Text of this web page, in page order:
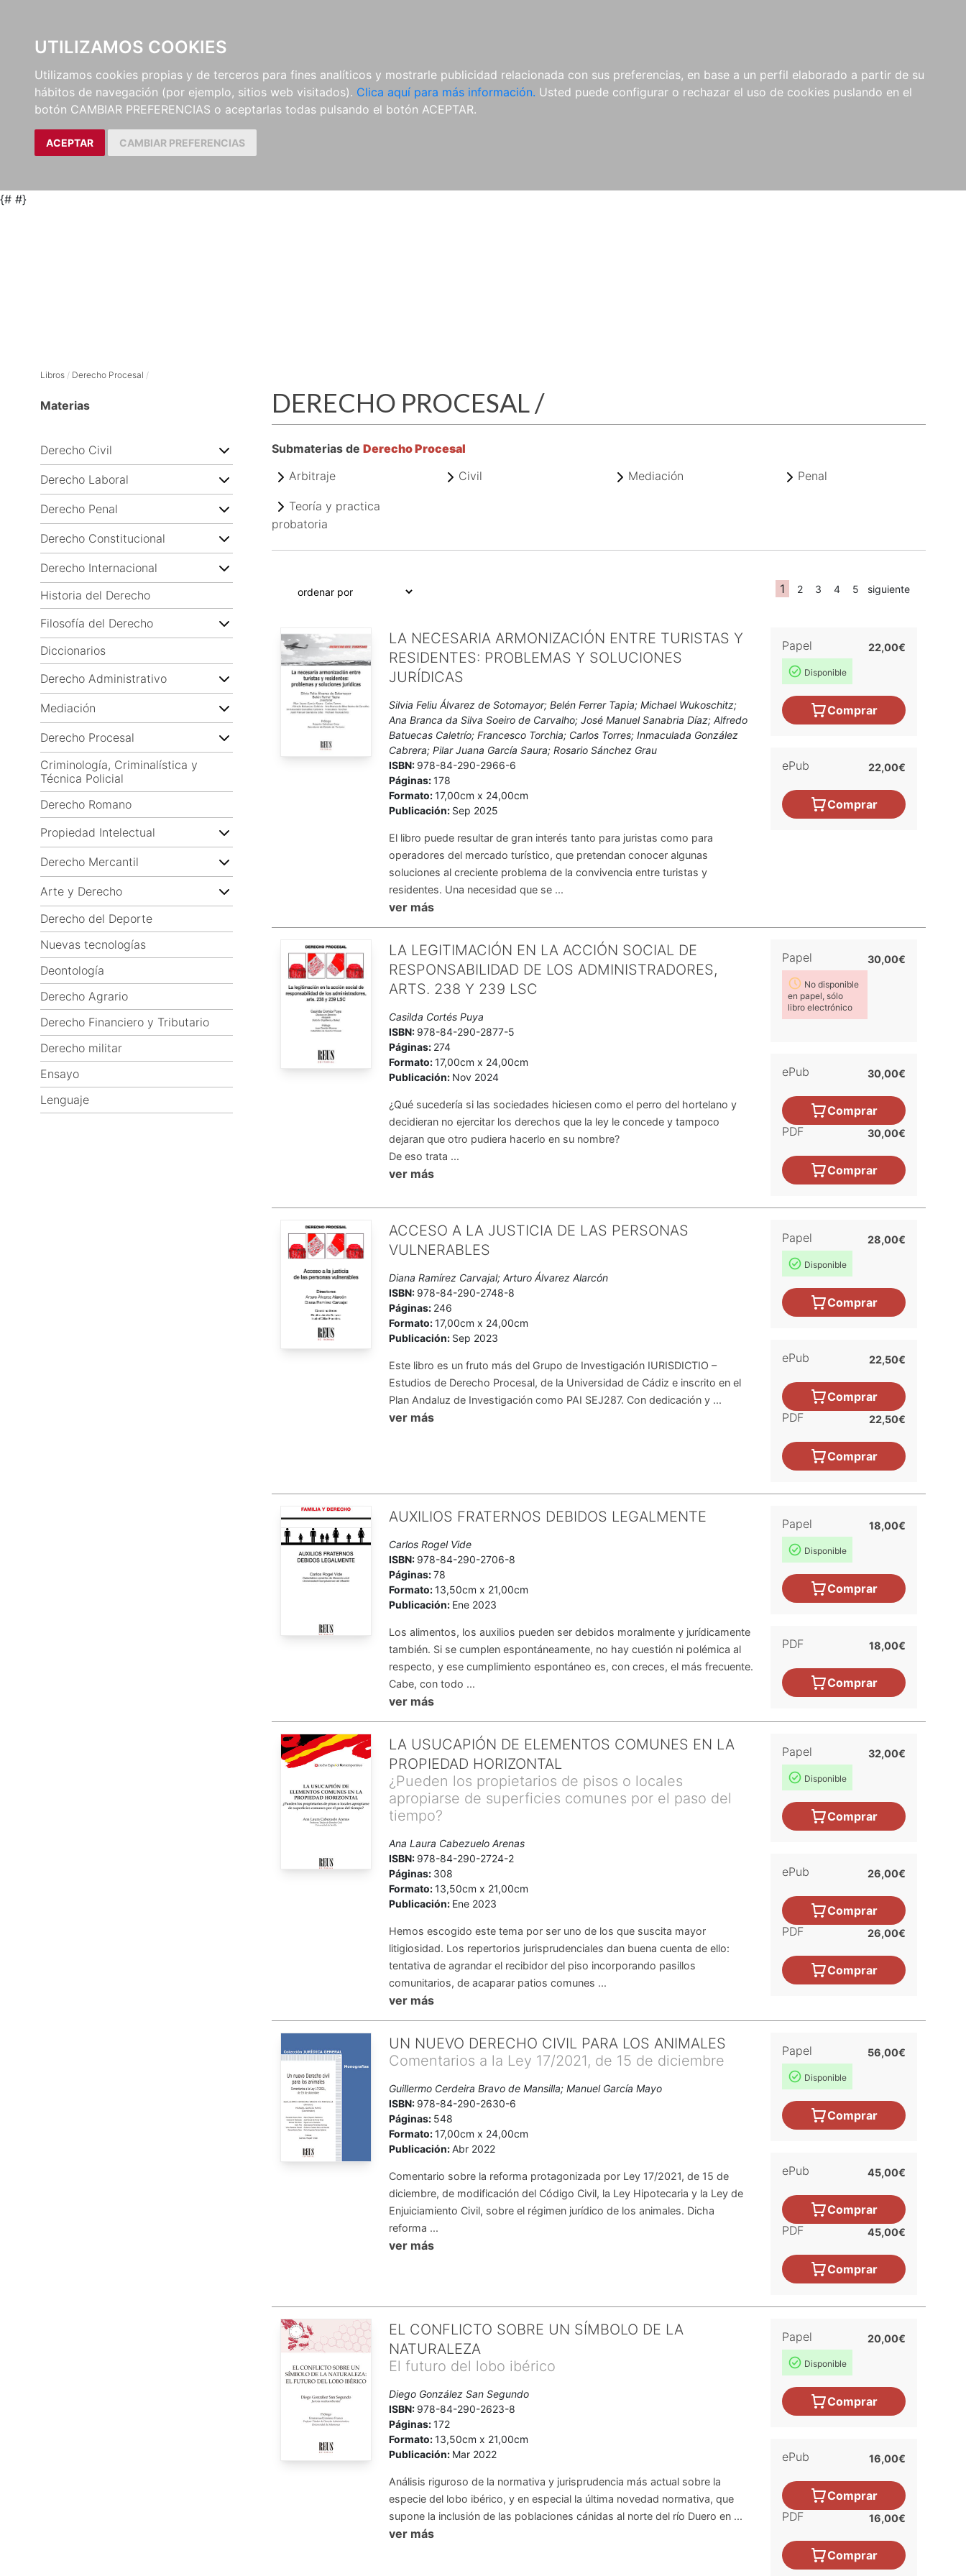
UTILIZAMOS COOKIES
Utilizamos cookies propias y de terceros para fines analíticos y mostrarle publicidad relacionada con sus preferencias, en base a un perfil elaborado a partir de su
hábitos de navegación (por ejemplo, sitios web visitados). Clica aquí para más información. Usted puede configurar o rechazar el uso de cookies puslando en el
botón CAMBIAR PREFERENCIAS o aceptarlas todas pulsando el botón ACEPTAR.
ACEPTAR CAMBIAR PREFERENCIAS
{# #}
EDITORIAL E-BOOKS
LibrosAutoresColecciones
Libros / Derecho Procesal /
Materias
Derecho Civil
Derecho Laboral
Derecho Penal
Derecho Constitucional
Derecho Internacional
Historia del Derecho
Filosofía del Derecho
Diccionarios
Derecho Administrativo
Mediación
Derecho Procesal
Criminología, Criminalística y
Técnica Policial
Derecho Romano
Propiedad Intelectual
Derecho Mercantil
Arte y Derecho
Derecho del Deporte
Nuevas tecnologías
Deontología
Derecho Agrario
Derecho Financiero y Tributario
Derecho militar
Ensayo
Lenguaje
DERECHO PROCESAL/
Submaterias de Derecho Procesal
Arbitraje
Civil Mediación Penal
Teoría y practica
probatoria
1 2 3 4 5 siguiente
LA NECESARIA ARMONIZACIÓN ENTRE TURISTAS Y
RESIDENTES: PROBLEMAS Y SOLUCIONES
JURÍDICAS
Silvia Feliu Álvarez de Sotomayor; Belén Ferrer Tapia; Michael Wukoschitz;
Ana Branca da Silva Soeiro de Carvalho; José Manuel Sanabria Díaz; Alfredo
Batuecas Caletrío; Francesco Torchia; Carlos Torres; Inmaculada González
Cabrera; Pilar Juana García Saura; Rosario Sánchez Grau
ISBN: 978-84-290-2966-6
Páginas:178
Formato:17,00cm x 24,00cm
Publicación: Sep 2025
El libro puede resultar de gran interés tanto para juristas como para
operadores del mercado turístico, que pretendan conocer algunas
soluciones al creciente problema de la convivencia entre turistas y
residentes. Una necesidad que se ...
ver más
Papel
Disponible
22,00€
Comprar
ePub 22,00€
Comprar
LA LEGITIMACIÓN EN LA ACCIÓN SOCIAL DE
RESPONSABILIDAD DE LOS ADMINISTRADORES,
ARTS. 238 Y 239 LSC
Casilda Cortés Puya
ISBN: 978-84-290-2877-5
Páginas: 274
Formato:17,00cm x 24,00cm
Publicación: Nov 2024
¿Qué sucedería si las sociedades hiciesen como el perro del hortelano y
decidieran no ejercitar los derechos que la ley le concede y tampoco
dejaran que otro pudiera hacerlo en su nombre?
De eso trata ...
ver más
Papel
No disponible
en papel, sólo
libro electrónico
30,00€
ePub 30,00€
Comprar
PDF
30,00€
Comprar
ACCESO A LA JUSTICIA DE LAS PERSONAS
VULNERABLES
Diana Ramírez Carvajal; Arturo Álvarez Alarcón
ISBN: 978-84-290-2748-8
Páginas: 246
Formato:17,00cm x 24,00cm
Publicación: Sep 2023
Este libro es un fruto más del Grupo de Investigación IURISDICTIO –
Estudios de Derecho Procesal, de la Universidad de Cádiz e inscrito en el
Plan Andaluz de Investigación como PAI SEJ287. Con dedicación y ...
ver más
Papel
Disponible
28,00€
Comprar
ePub 22,50€
Comprar
PDF
22,50€
Comprar
AUXILIOS FRATERNOS DEBIDOS LEGALMENTE
Carlos Rogel Vide
ISBN: 978-84-290-2706-8
Páginas:78
Formato:13,50cm x 21,00cm
Publicación: Ene 2023
Los alimentos, los auxilios pueden ser debidos moralmente y jurídicamente
también. Si se cumplen espontáneamente, no hay cuestión ni polémica al
respecto, y ese cumplimiento espontáneo es, con creces, el más frecuente.
Cabe, con todo ...
ver más
Papel
Disponible
18,00€
Comprar
PDF 18,00€
Comprar
LA USUCAPIÓN DE ELEMENTOS COMUNES EN LA
PROPIEDAD HORIZONTAL
¿Pueden los propietarios de pisos o locales
apropiarse de superficies comunes por el paso del
tiempo?
Ana Laura Cabezuelo Arenas
ISBN: 978-84-290-2724-2
Páginas: 308
Formato:13,50cm x 21,00cm
Publicación: Ene 2023
Hemos escogido este tema por ser uno de los que suscita mayor
litigiosidad. Los repertorios jurisprudenciales dan buena cuenta de ello:
tentativa de agrandar el recibidor del piso incorporando pasillos
comunitarios, de acaparar patios comunes ...
ver más
Papel
Disponible
32,00€
Comprar
ePub 26,00€
Comprar
PDF
26,00€
Comprar
UN NUEVO DERECHO CIVIL PARA LOS ANIMALES
Comentarios a la Ley 17/2021, de 15 de diciembre
Guillermo Cerdeira Bravo de Mansilla; Manuel García Mayo
ISBN: 978-84-290-2630-6
Páginas: 548
Formato:17,00cm x 24,00cm
Publicación:Abr 2022
Comentario sobre la reforma protagonizada por Ley 17/2021, de 15 de
diciembre, de modificación del Código Civil, la Ley Hipotecaria y la Ley de
Enjuiciamiento Civil, sobre el régimen jurídico de los animales. Dicha
reforma ...
ver más
Papel
Disponible
56,00€
Comprar
ePub 45,00€
Comprar
PDF
45,00€
Comprar
EL CONFLICTO SOBRE UN SÍMBOLO DE LA
NATURALEZA
El futuro del lobo ibérico
Diego González San Segundo
ISBN: 978-84-290-2623-8
Páginas:172
Formato:13,50cm x 21,00cm
Publicación: Mar 2022
Análisis riguroso de la normativa y jurisprudencia más actual sobre la
especie del lobo ibérico, y en especial la última novedad normativa, que
supone la inclusión de las poblaciones cánidas al norte del río Duero en ...
ver más
Papel
Disponible
20,00€
Comprar
ePub 16,00€
Comprar
PDF
16,00€
Comprar